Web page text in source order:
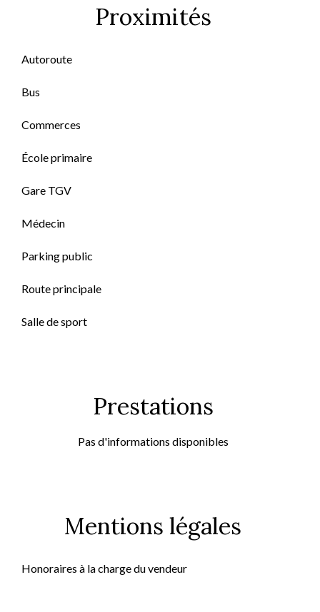
Proximités
Autoroute
Bus
Commerces
École primaire
Gare TGV
Médecin
Parking public
Route principale
Salle de sport
Prestations
Pas d'informations disponibles
Mentions légales
Honoraires à la charge du vendeur